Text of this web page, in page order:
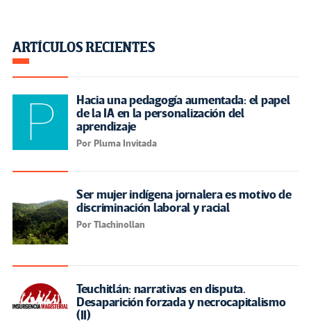
ARTÍCULOS RECIENTES
Hacia una pedagogía aumentada: el papel
de la IA en la personalización del
aprendizaje
Por Pluma Invitada
Ser mujer indígena jornalera es motivo de
discriminación laboral y racial
Por Tlachinollan
Teuchitlán: narrativas en disputa.
Desaparición forzada y necrocapitalismo
(II)